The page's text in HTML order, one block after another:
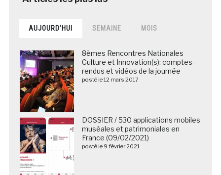
AUJOURD’HUI SEMAINE MOIS
8èmes Rencontres Nationales
Culture et Innovation(s): comptes-
rendus et vidéos de la journée
posté le 12 mars 2017
DOSSIER / 530 applications mobiles
muséales et patrimoniales en
France (09/02/2021)
posté le 9 février 2021